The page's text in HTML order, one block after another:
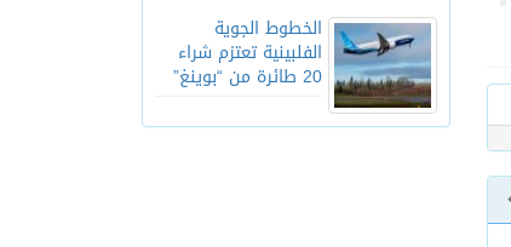
الخطوط الجوية
الفلبينية تعتزم شراء
20 طائرة من “بوينغ”